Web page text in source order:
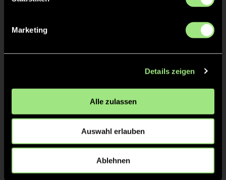
Marketing
Details zeigen
Alle zulassen
Auswahl erlauben
Ablehnen
30' ANPFIFF 3. Viertel
30' ABPFIFF 2. Viertel